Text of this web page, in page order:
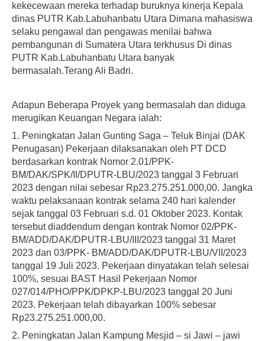
kekecewaan mereka terhadap buruknya kinerja Kepala
dinas PUTR Kab.Labuhanbatu Utara Dimana mahasiswa
selaku pengawal dan pengawas menilai bahwa
pembangunan di Sumatera Utara terkhusus Di dinas
PUTR Kab.Labuhanbatu Utara banyak
bermasalah.Terang Ali Badri.
Adapun Beberapa Proyek yang bermasalah dan diduga
merugikan Keuangan Negara ialah:
1. Peningkatan Jalan Gunting Saga – Teluk Binjai (DAK
Penugasan) Pekerjaan dilaksanakan oleh PT DCD
berdasarkan kontrak Nomor 2.01/PPK-
BM/DAK/SPK/II/DPUTR-LBU/2023 tanggal 3 Februari
2023 dengan nilai sebesar Rp23.275.251.000,00. Jangka
waktu pelaksanaan kontrak selama 240 hari kalender
sejak tanggal 03 Februari s.d. 01 Oktober 2023. Kontak
tersebut diaddendum dengan kontrak Nomor 02/PPK-
BM/ADD/DAK/DPUTR-LBU/III/2023 tanggal 31 Maret
2023 dan 03/PPK- BM/ADD/DAK/DPUTR-LBU/VII/2023
tanggal 19 Juli 2023. Pekerjaan dinyatakan telah selesai
100%, sesuai BAST Hasil Pekerjaan Nomor
027/014/PHO/PPK/DPKP-LBU/2023 tanggal 20 Juni
2023. Pekerjaan telah dibayarkan 100% sebesar
Rp23.275.251.000,00.
2. Peningkatan Jalan Kampung Mesjid – si Jawi – jawi